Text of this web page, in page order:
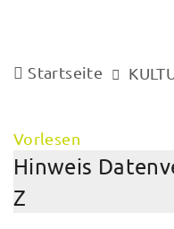
Startseite
Vorlesen
Hinweis
Z